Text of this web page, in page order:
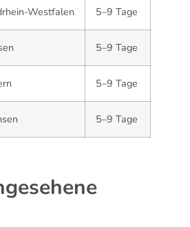
Westfalen 5–9 Tage
5–9 Tage
5–9 Tage
5–9 Tage